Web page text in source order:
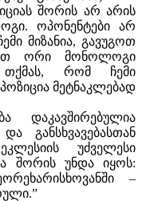
შორის არ არის
ოპონენტები არ
მიზანია, გავუგოთ
ორი მონოლოგი
რომ ჩემი
მეტნაკლებად
დაკავშირებულია
განსხვავებასთან
უძველესი
შორის უნდა იყოს:
–